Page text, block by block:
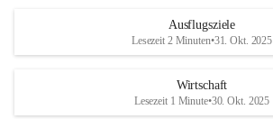
Ausflugsziele
Lesezeit 2 Minuten•31. Okt. 2025
Wirtschaft
Lesezeit 1 Minute•30. Okt. 2025